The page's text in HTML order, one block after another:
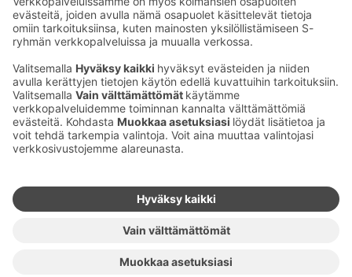
Ota yhteyttä
Hotellien yhteystiedot
Asiakaspalvelun yhteystiedot›
Palaute
Anna palautetta
Sokos Hotels uutiskirje
Tilaa uutiskirje
Saat Sokos Hotellien uusimmat
edut ja uutiset sähköpostiisi
kuukausittain.
Palkinnot ja sertifikaatit
Sokos Hotels somessa
Sokos Hotels
Facebookissa
Sokos Hotels
Sokos
Hotels
Sokos
Hotels